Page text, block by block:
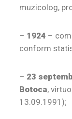
muzicolog,
– 1924 –
conform
– 23
Botoca,
13.09.1991);